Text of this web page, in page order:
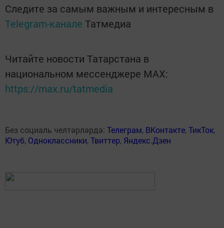
Следите за самым важным и интересным в
Telegram-канале Татмедиа
Читайте новости Татарстана в
национальном мессенджере MАХ:
https://max.ru/tatmedia
Без социаль челтәрләрдә: Телеграм, ВКонтакте,ТикТок,
Ютуб, Одноклассники,Твиттер, Яндекс.Дзен